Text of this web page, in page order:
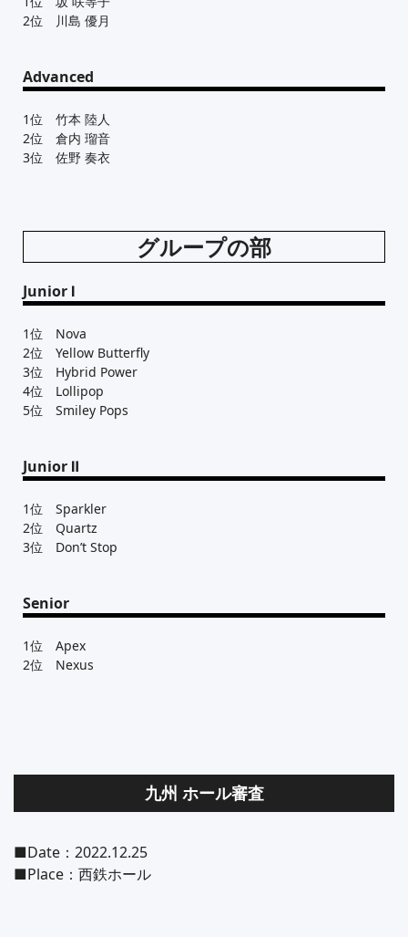
2位 川島 優月
Advanced
1位 竹本 陸人
2位 倉内 瑠音
3位 佐野 奏衣
グループの部
Junior Ⅰ
1位 Nova
2位 Yellow Butterfly
3位 Hybrid Power
4位 Lollipop
5位 Smiley Pops
Junior Ⅱ
1位 Sparkler
2位 Quartz
3位 Don’t Stop
Senior
1位 Apex
2位 Nexus
九州 ホール審査
■Date：2022.12.25
■Place：西鉄ホール